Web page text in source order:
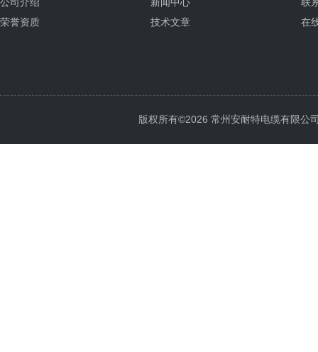
荣誉资质
技术文章
在
版权所有©2026 常州安耐特电缆有限